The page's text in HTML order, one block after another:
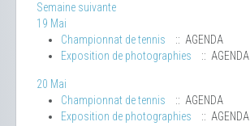
Semaine suivante
19 Mai
Championnat de tennis
:: AGENDA
Exposition de photographies
:: AGENDA
20 Mai
Championnat de tennis
:: AGENDA
Exposition de photographies
:: AGENDA